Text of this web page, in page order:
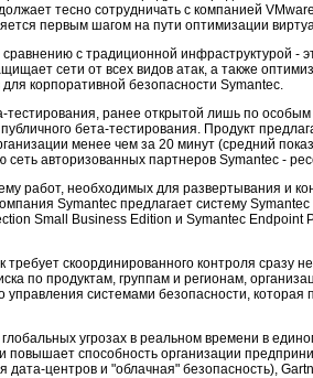
тесно сотрудничать с компанией
первым шагом на пути оптимизации
с традиционной инфраструктурой -
сети от всех видов атак, а также
корпоративной безопасности Symantec.
ранее открытой лишь по
бета-тестирования. Продукт
менее чем за 20 минут (средний
авторизованных партнеров Symantec -
работ, необходимых для развертывания и
Symantec предлагает систему
Small Business Edition и Symantec Endpoint
скоординированного контроля сразу
по продуктам, группам и регионам,
системами безопасности,
угрозах в реальном времени в
способность организации
центров и "облачная" безопасность),